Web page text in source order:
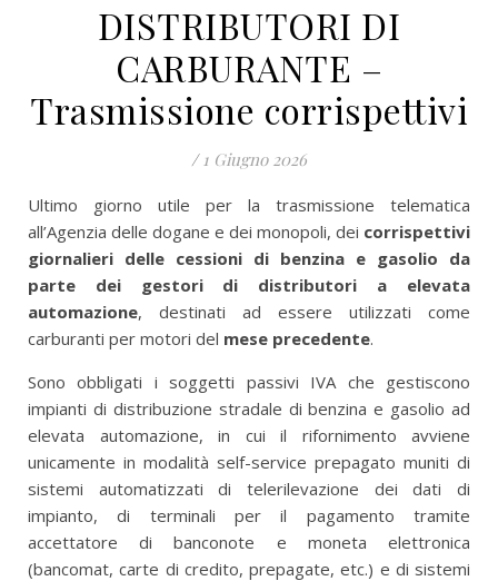
DISTRIBUTORI DI
CARBURANTE –
Trasmissione corrispettivi
/ 1 Giugno 2026
Ultimo giorno utile per la trasmissione telematica
all’Agenzia delle dogane e dei monopoli, dei corrispettivi
giornalieri delle cessioni di benzina e gasolio da
parte dei gestori di distributori a elevata
automazione, destinati ad essere utilizzati come
carburanti per motori del mese precedente.
Sono obbligati i soggetti passivi IVA che gestiscono
impianti di distribuzione stradale di benzina e gasolio ad
elevata automazione, in cui il rifornimento avviene
unicamente in modalità self-service prepagato muniti di
sistemi automatizzati di telerilevazione dei dati di
impianto, di terminali per il pagamento tramite
accettatore di banconote e moneta elettronica
(bancomat, carte di credito, prepagate, etc.) e di sistemi